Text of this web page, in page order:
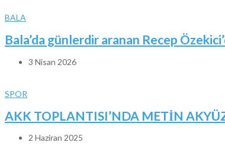
BALA
Bala’da günlerdir aranan Recep
3 Nisan 2026
SPOR
AKK TOPLANTISI’NDA METİN
2 Haziran 2025